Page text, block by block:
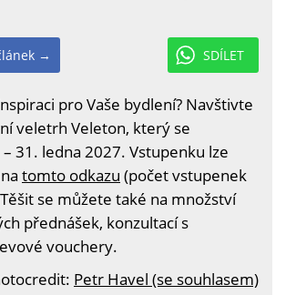
SDÍLET
→
pro Vaše bydlení? Navštivte
veletrh Veleton, který se
31. ledna 2027. Vstupenku lze
tomto odkazu (počet vstupenek
se můžete také na množství
přednášek, konzultací s
vouchery.
Petr Havel (se souhlasem)